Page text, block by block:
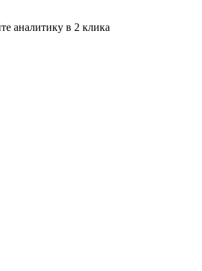
аналитику в 2 клика